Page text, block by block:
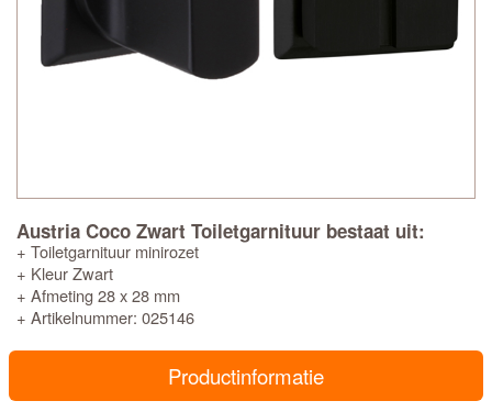
Austria Coco Zwart Toiletgarnituur bestaat uit:
+ Toiletgarnituur minirozet
+ Kleur Zwart
+ Afmeting 28 x 28 mm
+ Artikelnummer: 025146
Productinformatie